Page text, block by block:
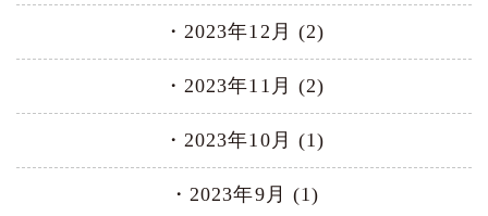
2023年12月 (2)
2023年11月 (2)
2023年10月 (1)
2023年9月 (1)